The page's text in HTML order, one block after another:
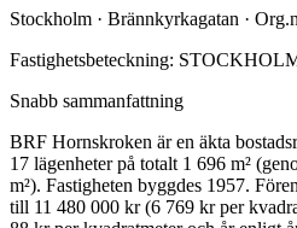
Stockholm · Brännkyrkagatan ·
Fastighetsbeteckning:
Snabb sammanfattning
BRF Hornskroken är en äkta
17 lägenheter på totalt 1 696 m²
m²). Fastigheten byggdes 1957.
till 11 480 000 kr (6 769 kr per